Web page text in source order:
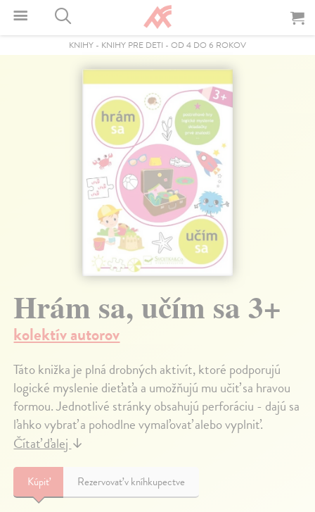
KNIHY - KNIHY PRE DETI - OD 4 DO 6 ROKOV
Hrám sa, učím sa 3+
kolektív autorov
Táto knižka je plná drobných aktivít, ktoré podporujú
logické myslenie dieťaťa a umožňujú mu učiť sa hravou
formou. Jednotlivé stránky obsahujú perforáciu - dajú sa
ľahko vybrať a pohodlne vymaľovať alebo vyplniť.
Čítať ďalej↓
Kúpiť Rezervovať v kníhkupectve